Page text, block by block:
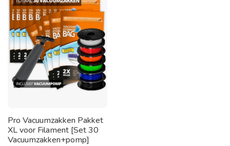
Pro Vacuumzakken Pakket
XL voor Filament [Set 30
Vacuumzakken+pomp]